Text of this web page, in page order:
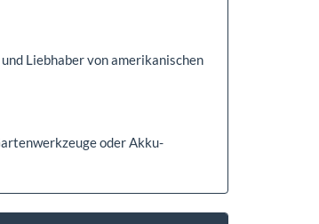
Liebhaber von amerikanischen
oder Akku-